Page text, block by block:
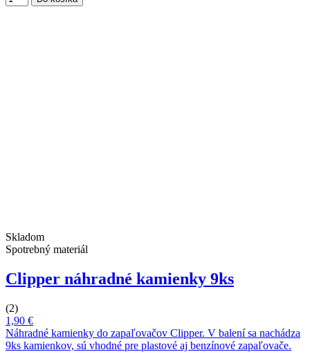
Skladom
Spotrebný materiál
Clipper náhradné kamienky 9ks
(2)
1,90 €
Náhradné kamienky do zapaľovačov Clipper. V balení sa nachádza
9ks kamienkov, sú vhodné pre plastové aj benzínové zapaľovače.